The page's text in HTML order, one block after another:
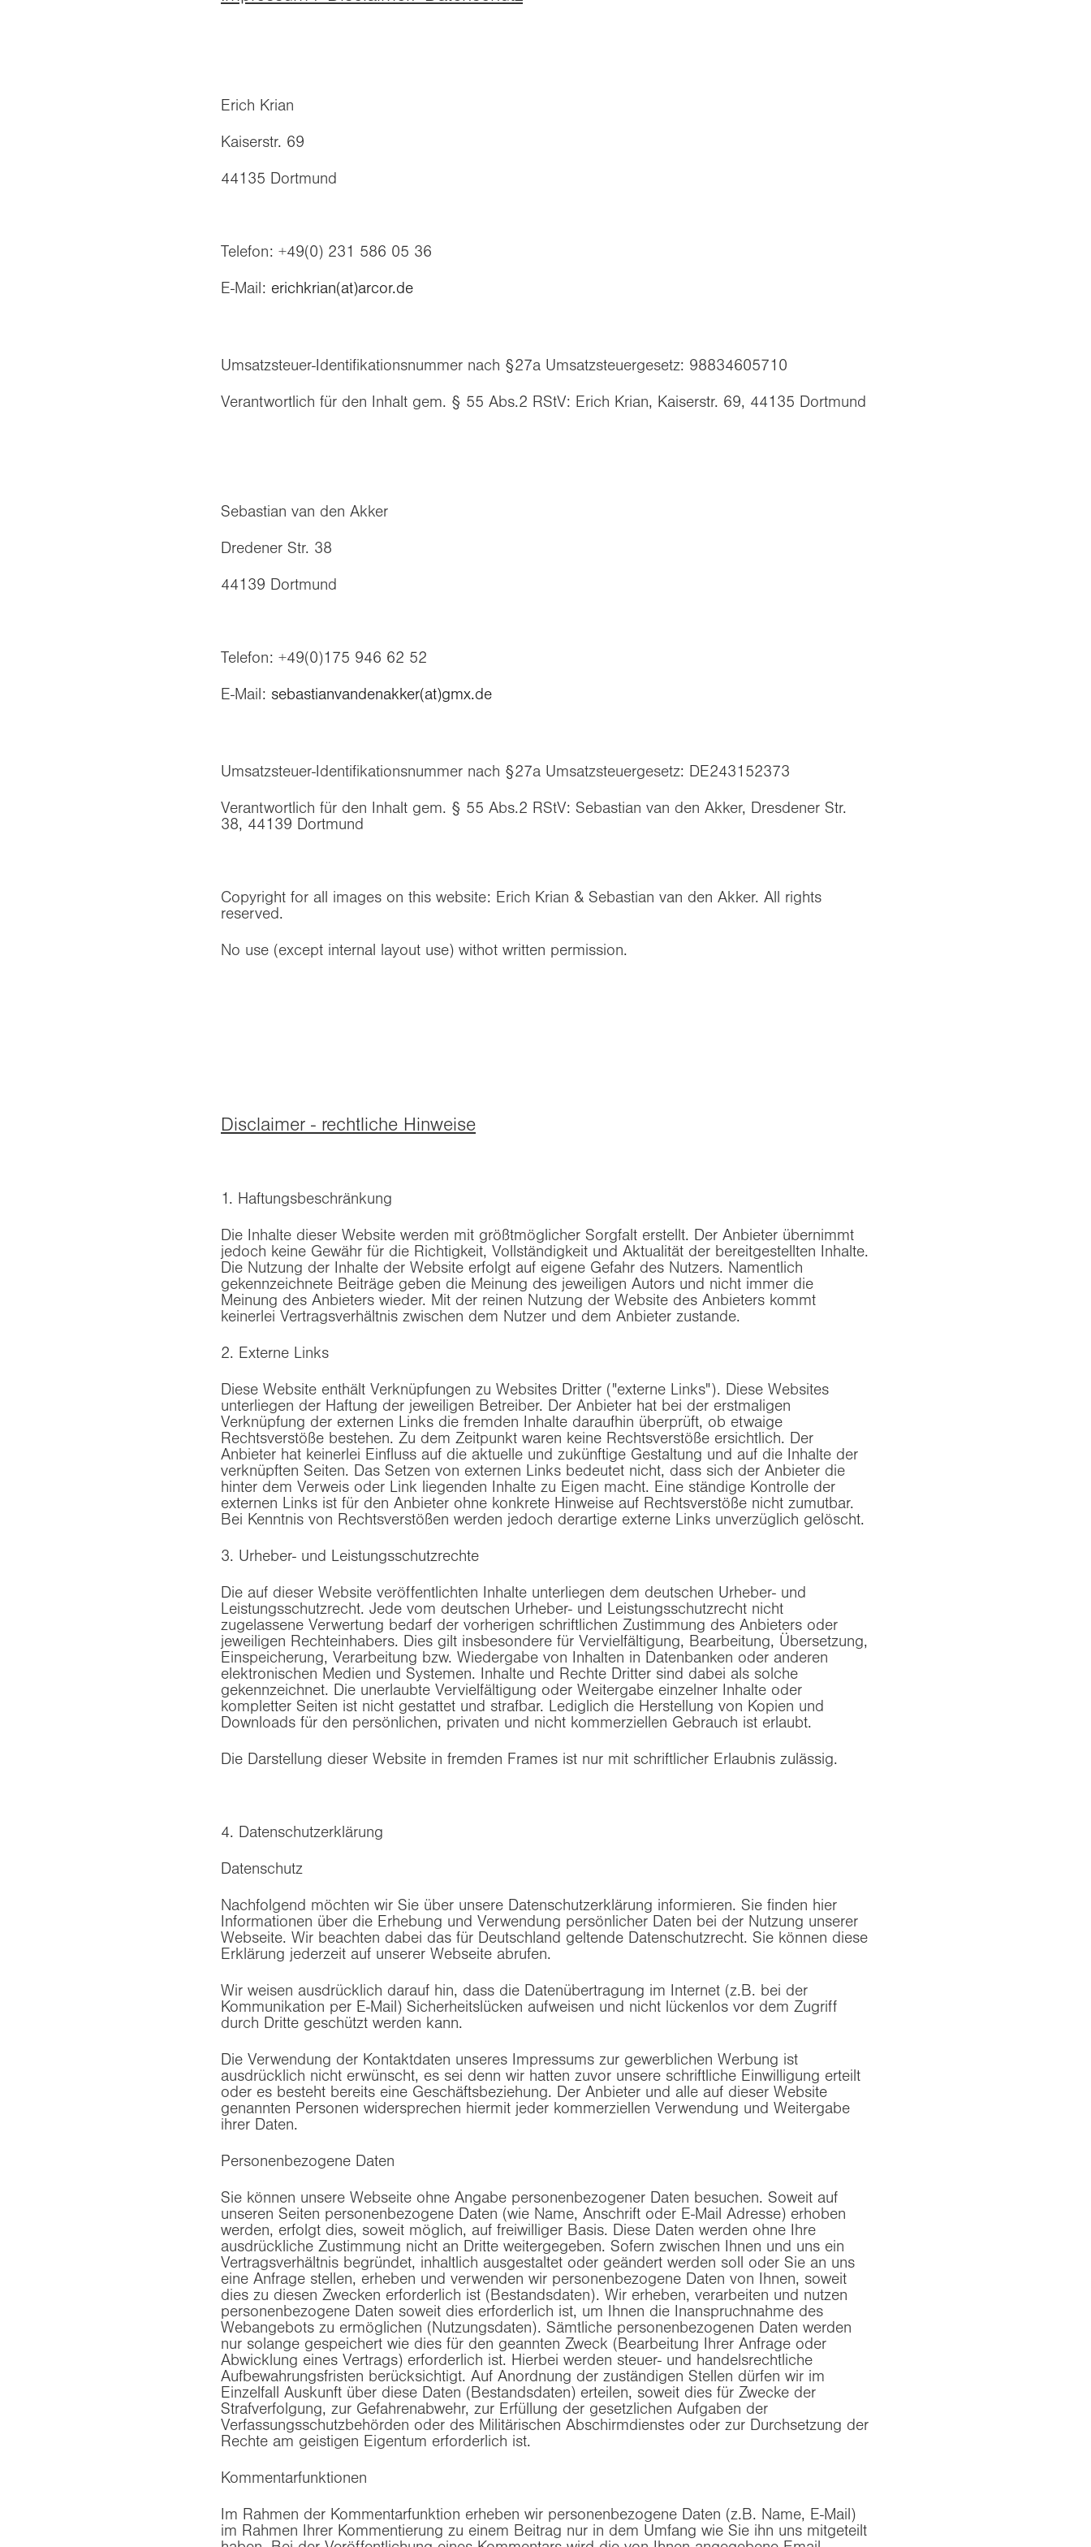
Erich Krian
Kaiserstr. 69
44135 Dortmund
Telefon: +49(0) 231 586 05 36
E-Mail: erichkrian(at)arcor.de
Umsatzsteuer-Identifikationsnummer nach §27a Umsatzsteuergesetz: 98834605710
Verantwortlich für den Inhalt gem. § 55 Abs.2 RStV: Erich Krian, Kaiserstr. 69, 44135 Dortmund
Sebastian van den Akker
Dredener Str. 38
44139 Dortmund
Telefon: +49(0)175 946 62 52
E-Mail: sebastianvandenakker(at)gmx.de
Umsatzsteuer-Identifikationsnummer nach §27a Umsatzsteuergesetz: DE243152373
Verantwortlich für den Inhalt gem. § 55 Abs.2 RStV: Sebastian van den Akker, Dresdener Str.
38, 44139 Dortmund
Copyright for all images on this website: Erich Krian & Sebastian van den Akker. All rights
reserved.
No use (except internal layout use) withot written permission.
Disclaimer - rechtliche Hinweise
1. Haftungsbeschränkung
Die Inhalte dieser Website werden mit größtmöglicher Sorgfalt erstellt. Der Anbieter übernimmt
jedoch keine Gewähr für die Richtigkeit, Vollständigkeit und Aktualität der bereitgestellten Inhalte.
Die Nutzung der Inhalte der Website erfolgt auf eigene Gefahr des Nutzers. Namentlich
gekennzeichnete Beiträge geben die Meinung des jeweiligen Autors und nicht immer die
Meinung des Anbieters wieder. Mit der reinen Nutzung der Website des Anbieters kommt
keinerlei Vertragsverhältnis zwischen dem Nutzer und dem Anbieter zustande.
2. Externe Links
Diese Website enthält Verknüpfungen zu Websites Dritter ("externe Links"). Diese Websites
unterliegen der Haftung der jeweiligen Betreiber. Der Anbieter hat bei der erstmaligen
Verknüpfung der externen Links die fremden Inhalte daraufhin überprüft, ob etwaige
Rechtsverstöße bestehen. Zu dem Zeitpunkt waren keine Rechtsverstöße ersichtlich. Der
Anbieter hat keinerlei Einfluss auf die aktuelle und zukünftige Gestaltung und auf die Inhalte der
verknüpften Seiten. Das Setzen von externen Links bedeutet nicht, dass sich der Anbieter die
hinter dem Verweis oder Link liegenden Inhalte zu Eigen macht. Eine ständige Kontrolle der
externen Links ist für den Anbieter ohne konkrete Hinweise auf Rechtsverstöße nicht zumutbar.
Bei Kenntnis von Rechtsverstößen werden jedoch derartige externe Links unverzüglich gelöscht.
3. Urheber- und Leistungsschutzrechte
Die auf dieser Website veröffentlichten Inhalte unterliegen dem deutschen Urheber- und
Leistungsschutzrecht. Jede vom deutschen Urheber- und Leistungsschutzrecht nicht
zugelassene Verwertung bedarf der vorherigen schriftlichen Zustimmung des Anbieters oder
jeweiligen Rechteinhabers. Dies gilt insbesondere für Vervielfältigung, Bearbeitung, Übersetzung,
Einspeicherung, Verarbeitung bzw. Wiedergabe von Inhalten in Datenbanken oder anderen
elektronischen Medien und Systemen. Inhalte und Rechte Dritter sind dabei als solche
gekennzeichnet. Die unerlaubte Vervielfältigung oder Weitergabe einzelner Inhalte oder
kompletter Seiten ist nicht gestattet und strafbar. Lediglich die Herstellung von Kopien und
Downloads für den persönlichen, privaten und nicht kommerziellen Gebrauch ist erlaubt.
Die Darstellung dieser Website in fremden Frames ist nur mit schriftlicher Erlaubnis zulässig.
4. Datenschutzerklärung
Datenschutz
Nachfolgend möchten wir Sie über unsere Datenschutzerklärung informieren. Sie finden hier
Informationen über die Erhebung und Verwendung persönlicher Daten bei der Nutzung unserer
Webseite. Wir beachten dabei das für Deutschland geltende Datenschutzrecht. Sie können diese
Erklärung jederzeit auf unserer Webseite abrufen.
Wir weisen ausdrücklich darauf hin, dass die Datenübertragung im Internet (z.B. bei der
Kommunikation per E-Mail) Sicherheitslücken aufweisen und nicht lückenlos vor dem Zugriff
durch Dritte geschützt werden kann.
Die Verwendung der Kontaktdaten unseres Impressums zur gewerblichen Werbung ist
ausdrücklich nicht erwünscht, es sei denn wir hatten zuvor unsere schriftliche Einwilligung erteilt
oder es besteht bereits eine Geschäftsbeziehung. Der Anbieter und alle auf dieser Website
genannten Personen widersprechen hiermit jeder kommerziellen Verwendung und Weitergabe
ihrer Daten.
Personenbezogene Daten
Sie können unsere Webseite ohne Angabe personenbezogener Daten besuchen. Soweit auf
unseren Seiten personenbezogene Daten (wie Name, Anschrift oder E-Mail Adresse) erhoben
werden, erfolgt dies, soweit möglich, auf freiwilliger Basis. Diese Daten werden ohne Ihre
ausdrückliche Zustimmung nicht an Dritte weitergegeben. Sofern zwischen Ihnen und uns ein
Vertragsverhältnis begründet, inhaltlich ausgestaltet oder geändert werden soll oder Sie an uns
eine Anfrage stellen, erheben und verwenden wir personenbezogene Daten von Ihnen, soweit
dies zu diesen Zwecken erforderlich ist (Bestandsdaten). Wir erheben, verarbeiten und nutzen
personenbezogene Daten soweit dies erforderlich ist, um Ihnen die Inanspruchnahme des
Webangebots zu ermöglichen (Nutzungsdaten). Sämtliche personenbezogenen Daten werden
nur solange gespeichert wie dies für den geannten Zweck (Bearbeitung Ihrer Anfrage oder
Abwicklung eines Vertrags) erforderlich ist. Hierbei werden steuer- und handelsrechtliche
Aufbewahrungsfristen berücksichtigt. Auf Anordnung der zuständigen Stellen dürfen wir im
Einzelfall Auskunft über diese Daten (Bestandsdaten) erteilen, soweit dies für Zwecke der
Strafverfolgung, zur Gefahrenabwehr, zur Erfüllung der gesetzlichen Aufgaben der
Verfassungsschutzbehörden oder des Militärischen Abschirmdienstes oder zur Durchsetzung der
Rechte am geistigen Eigentum erforderlich ist.
Kommentarfunktionen
Im Rahmen der Kommentarfunktion erheben wir personenbezogene Daten (z.B. Name, E-Mail)
im Rahmen Ihrer Kommentierung zu einem Beitrag nur in dem Umfang wie Sie ihn uns mitgeteilt